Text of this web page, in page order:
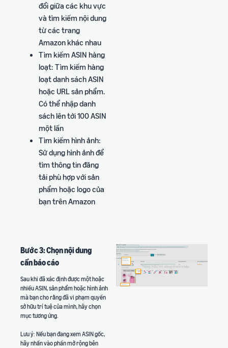
đổi giữa các khu vực
và tìm kiếm nội dung
từ các trang
Amazon khác nhau
Tìm kiếm ASIN hàng
loạt: Tìm kiếm hàng
loạt danh sách ASIN
hoặc URL sản phẩm.
Có thể nhập danh
sách lên tới 100 ASIN
một lần
Tìm kiếm hình ảnh:
Sử dụng hình ảnh để
tìm thông tin đăng
tải phù hợp với sản
phẩm hoặc logo của
bạn trên Amazon
Bước 3: Chọn nội dung
cần báo cáo
Sau khi đã xác định được một hoặc
nhiều ASIN, sản phẩm hoặc hình ảnh
mà bạn cho rằng đã vi phạm quyền
sở hữu trí tuệ của mình, hãy chọn
mục tương ứng.
Lưu ý: Nếu bạn đang xem ASIN gốc,
hãy nhấn vào phần mở rộng bên